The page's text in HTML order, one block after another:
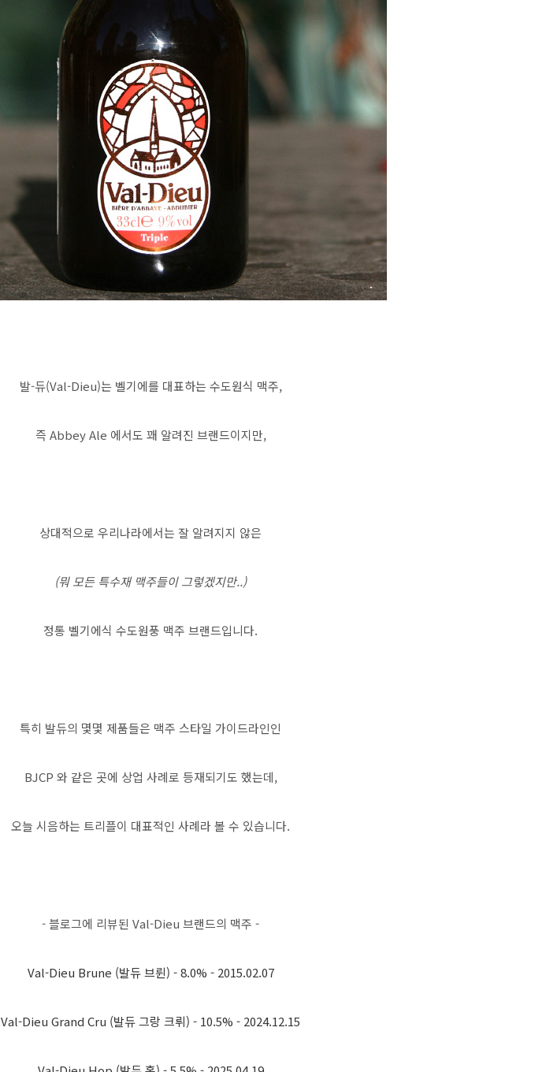
발-듀(Val-Dieu)는 벨기에를 대표하는 수도원식 맥주,
즉 Abbey Ale 에서도 꽤 알려진 브랜드이지만,
상대적으로 우리나라에서는 잘 알려지지 않은
(뭐 모든 특수재 맥주들이 그렇겠지만..)
정통 벨기에식 수도원풍 맥주 브랜드입니다.
특히 발듀의 몇몇 제품들은 맥주 스타일 가이드라인인
BJCP 와 같은 곳에 상업 사례로 등재되기도 했는데,
오늘 시음하는 트리플이 대표적인 사례라 볼 수 있습니다.
- 블로그에 리뷰된 Val-Dieu 브랜드의 맥주 -
Val-Dieu Brune (발듀 브륀) - 8.0% - 2015.02.07
Val-Dieu Grand Cru (발듀 그랑 크뤼) - 10.5% - 2024.12.15